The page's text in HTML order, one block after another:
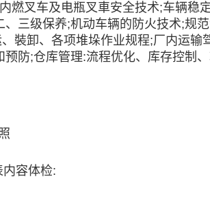
叉车及电瓶叉車安全技术;车辆稳
三级保养;机动车辆的防火技术;规范
裝卸、各项堆垛作业规程;厂内运输
防;仓库管理:流程优化、库存控制、
容体检: